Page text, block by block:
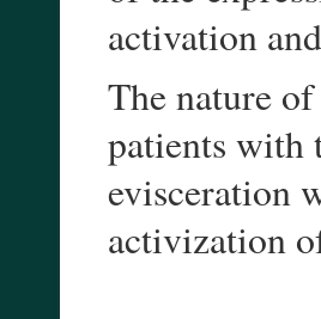
activation
The nature
patients with
evisceration
activization